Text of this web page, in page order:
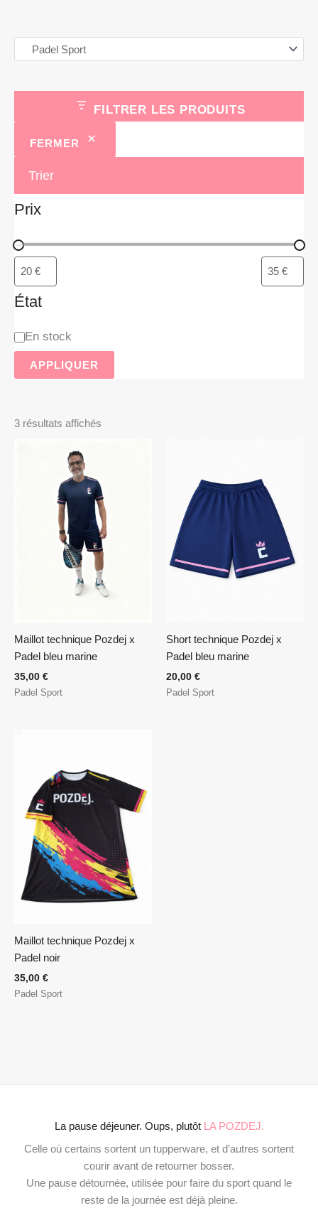
FILTRER LES PRODUITS
FERMER
Trier
Prix
État
En stock
APPLIQUER
3 résultats affichés
Maillot technique Pozdej x
Padel bleu marine
35,00 €
Padel Sport
Short technique Pozdej x
Padel bleu marine
20,00 €
Padel Sport
Maillot technique Pozdej x
Padel noir
35,00 €
Padel Sport
La pause déjeuner. Oups, plutôt LA POZDEJ.
Celle où certains sortent un tupperware, et d’autres sortent
courir avant de retourner bosser.
Une pause détournée, utilisée pour faire du sport quand le
reste de la journée est déjà pleine.